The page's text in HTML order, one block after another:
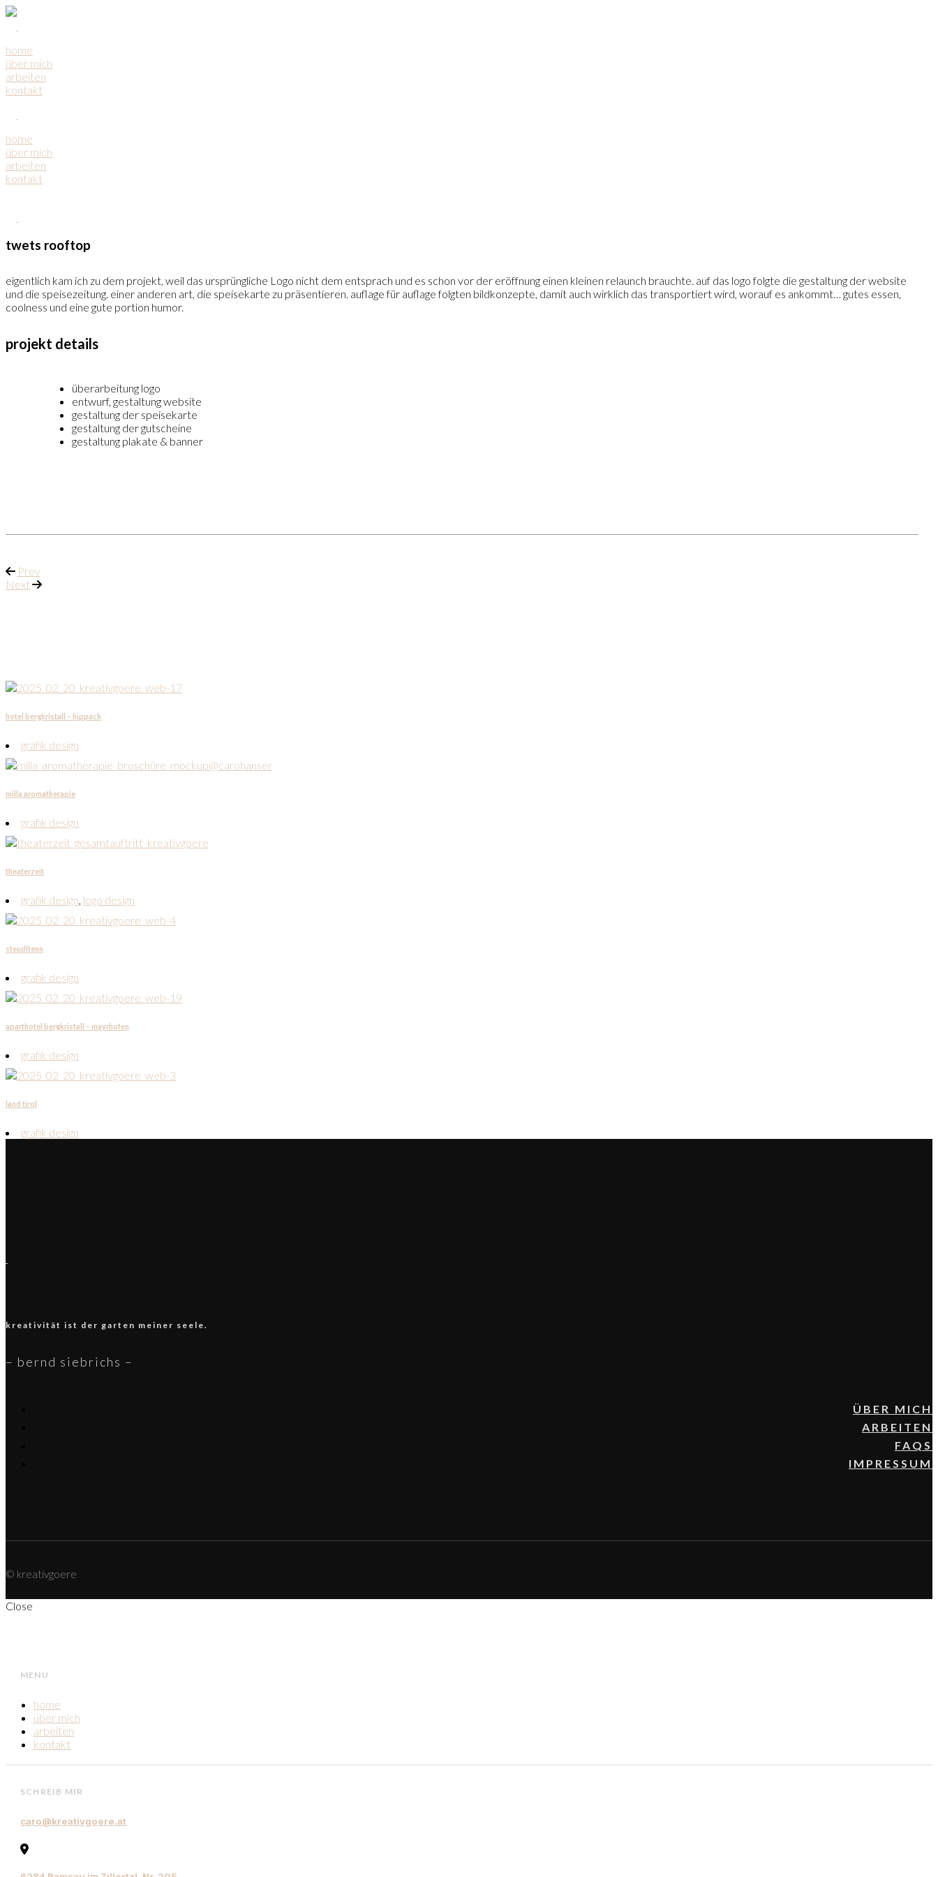
home
über mich
arbeiten
kontakt
home
über mich
arbeiten
kontakt
twets rooftop
eigentlich kam ich zu dem projekt, weil das ursprüngliche Logo nicht dem entsprach und es schon vor der eröffnung einen kleinen relaunch brauchte. auf das logo folgte die gestaltung der website
und die speisezeitung. einer anderen art, die speisekarte zu präsentieren. auflage für auflage folgten bildkonzepte, damit auch wirklich das transportiert wird, worauf es ankommt… gutes essen,
coolness und eine gute portion humor.
projekt details
überarbeitung logo
entwurf, gestaltung website
gestaltung der speisekarte
gestaltung der gutscheine
gestaltung plakate & banner
Prev
Next
hotel bergkristall – hippach
grafik design
milla aromatherapie
grafik design
theaterzeit
grafik design, logo design
steudltenn
grafik design
aparthotel bergkristall – mayrhofen
grafik design
land tirol
grafik design
kreativität ist der garten meiner seele.
– bernd siebrichs –
ÜBER MICH
ARBEITEN
FAQS
IMPRESSUM
© kreativgoere
Close
MENU
home
über mich
arbeiten
kontakt
SCHREIB MIR
caro@kreativgoere.at